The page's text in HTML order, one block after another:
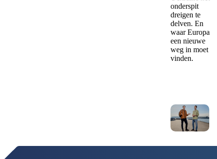
onderspit
dreigen te
delven. En
waar Europa
een nieuwe
weg in moet
vinden.